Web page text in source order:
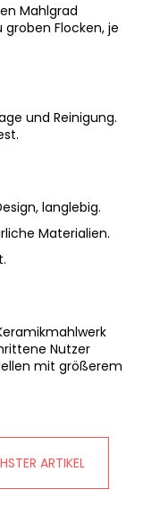
Mahlgrad
Flocken, je
und Reinigung.
langlebig.
Materialien.
Nutzer
mit größerem
ARTIKEL